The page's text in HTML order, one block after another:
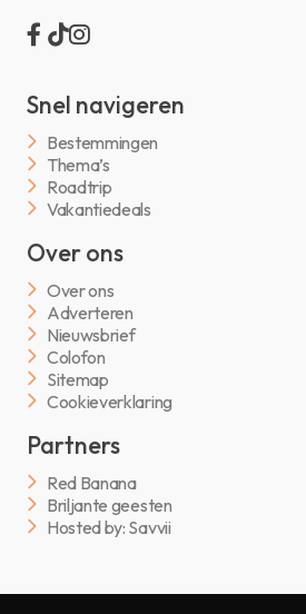
Snel navigeren
Bestemmingen
Thema’s
Roadtrip
Vakantiedeals
Over ons
Over ons
Adverteren
Nieuwsbrief
Colofon
Sitemap
Cookieverklaring
Partners
Red Banana
Briljante geesten
Hosted by: Savvii